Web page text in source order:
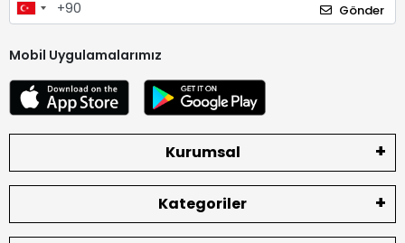
Gönder
Mobil Uygulamalarımız
Kurumsal
Kategoriler